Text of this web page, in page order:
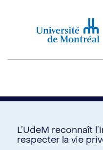
L’UdeM reconnaît
respecter la vie